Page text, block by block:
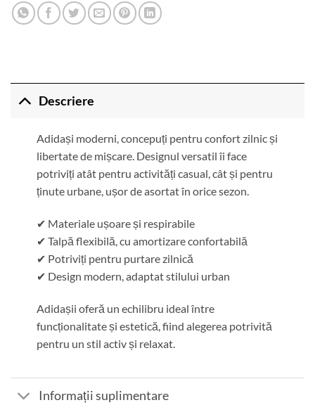
Descriere
Adidași moderni, concepuți pentru confort zilnic și
libertate de mișcare. Designul versatil îi face
potriviți atât pentru activități casual, cât și pentru
ținute urbane, ușor de asortat în orice sezon.
✔ Materiale ușoare și respirabile
✔ Talpă flexibilă, cu amortizare confortabilă
✔ Potriviți pentru purtare zilnică
✔ Design modern, adaptat stilului urban
Adidașii oferă un echilibru ideal între
funcționalitate și estetică, fiind alegerea potrivită
pentru un stil activ și relaxat.
Informații suplimentare